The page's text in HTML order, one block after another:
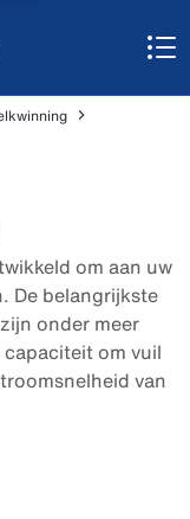
om aan uw
De belangrijkste
onder meer
om vuil
van